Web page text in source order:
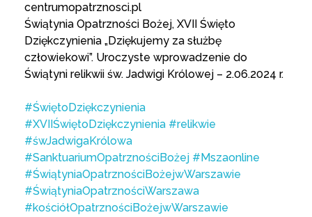
centrumopatrznosci.pl
Świątynia Opatrzności Bożej, XVII Święto
Dziękczynienia „Dziękujemy za służbę
człowiekowi”. Uroczyste wprowadzenie do
Świątyni relikwii św. Jadwigi Królowej – 2.06.2024 r.
#ŚwiętoDziękczynienia
#XVIIŚwiętoDziękczynienia #relikwie
#śwJadwigaKrólowa
#SanktuariumOpatrznościBożej #Mszaonline
#ŚwiątyniaOpatrznościBożejwWarszawie
#ŚwiątyniaOpatrznościWarszawa
#kościółOpatrznościBożejwWarszawie